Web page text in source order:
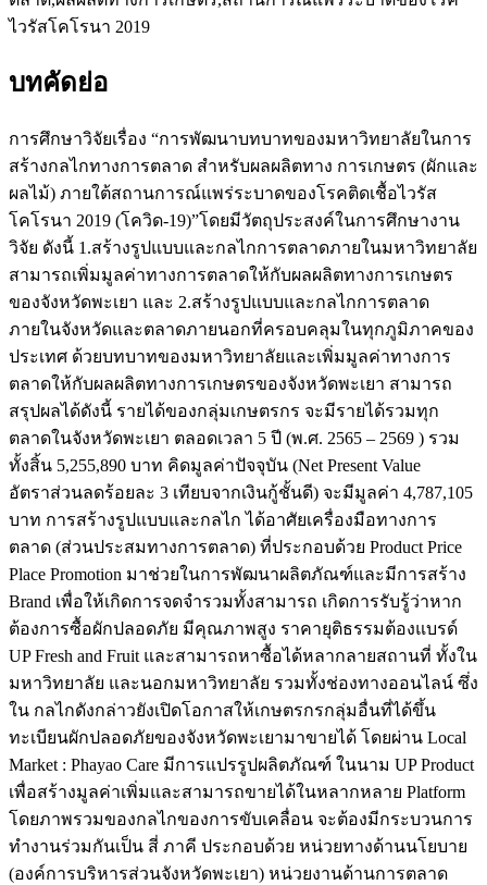
ไวรัสโคโรนา 2019
บทคัดย่อ
การศึกษาวิจัยเรื่อง “การพัฒนาบทบาทของมหาวิทยาลัยในการ
สร้างกลไกทางการตลาด สำหรับผลผลิตทาง การเกษตร (ผักและ
ผลไม้) ภายใต้สถานการณ์แพร่ระบาดของโรคติดเชื้อไวรัส
โคโรนา 2019 (โควิด-19)”โดยมีวัตถุประสงค์ในการศึกษางาน
วิจัย ดังนี้ 1.สร้างรูปแบบและกลไกการตลาดภายในมหาวิทยาลัย
สามารถเพิ่มมูลค่าทางการตลาดให้กับผลผลิตทางการเกษตร
ของจังหวัดพะเยา และ 2.สร้างรูปแบบและกลไกการตลาด
ภายในจังหวัดและตลาดภายนอกที่ครอบคลุมในทุกภูมิภาคของ
ประเทศ ด้วยบทบาทของมหาวิทยาลัยและเพิ่มมูลค่าทางการ
ตลาดให้กับผลผลิตทางการเกษตรของจังหวัดพะเยา สามารถ
สรุปผลได้ดังนี้ รายได้ของกลุ่มเกษตรกร จะมีรายได้รวมทุก
ตลาดในจังหวัดพะเยา ตลอดเวลา 5 ปี (พ.ศ. 2565 – 2569 ) รวม
ทั้งสิ้น 5,255,890 บาท คิดมูลค่าปัจจุบัน (Net Present Value
อัตราส่วนลดร้อยละ 3 เทียบจากเงินกู้ชั้นดี) จะมีมูลค่า 4,787,105
บาท การสร้างรูปแบบและกลไก ได้อาศัยเครื่องมือทางการ
ตลาด (ส่วนประสมทางการตลาด) ที่ประกอบด้วย Product Price
Place Promotion มาช่วยในการพัฒนาผลิตภัณฑ์และมีการสร้าง
Brand เพื่อให้เกิดการจดจำรวมทั้งสามารถ เกิดการรับรู้ว่าหาก
ต้องการซื้อผักปลอดภัย มีคุณภาพสูง ราคายุติธรรมต้องแบรด์
UP Fresh and Fruit และสามารถหาซื้อได้หลากลายสถานที่ ทั้งใน
มหาวิทยาลัย และนอกมหาวิทยาลัย รวมทั้งช่องทางออนไลน์ ซึ่ง
ใน กลไกดังกล่าวยังเปิดโอกาสให้เกษตรกรกลุ่มอื่นที่ได้ขึ้น
ทะเบียนผักปลอดภัยของจังหวัดพะเยามาขายได้ โดยผ่าน Local
Market : Phayao Care มีการแปรรูปผลิตภัณฑ์ ในนาม UP Product
เพื่อสร้างมูลค่าเพิ่มและสามารถขายได้ในหลากหลาย Platform
โดยภาพรวมของกลไกของการขับเคลื่อน จะต้องมีกระบวนการ
ทำงานร่วมกันเป็น สี่ ภาคี ประกอบด้วย หน่วยทางด้านนโยบาย
(องค์การบริหารส่วนจังหวัดพะเยา) หน่วยงานด้านการตลาด